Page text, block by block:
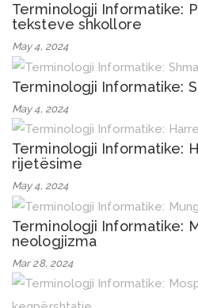
Terminologji Informatike:
teksteve shkollore
May 4, 2024
Terminologji Informatike:
May 4, 2024
Terminologji Informatike:
rijetësime
May 4, 2024
Terminologji Informatike:
neologjizma
Mar 28, 2024